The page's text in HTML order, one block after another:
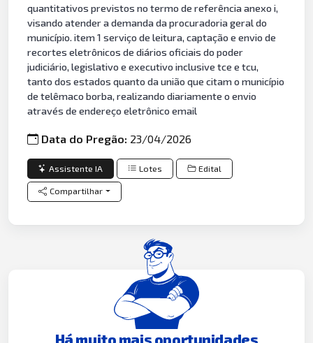
quantitativos previstos no termo de referência anexo i,
visando atender a demanda da procuradoria geral do
município. item 1 serviço de leitura, captação e envio de
recortes eletrônicos de diários oficiais do poder
judiciário, legislativo e executivo inclusive tce e tcu,
tanto dos estados quanto da união que citam o município
de telêmaco borba, realizando diariamente o envio
através de endereço eletrônico email
Data do Pregão: 23/04/2026
Assistente IA Lotes Edital
Compartilhar
Há muito mais oportunidades